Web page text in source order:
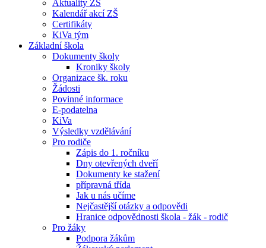
Aktuality ZŠ
Kalendář akcí ZŠ
Certifikáty
KiVa tým
Základní škola
Dokumenty školy
Kroniky školy
Organizace šk. roku
Žádosti
Povinné informace
E-podatelna
KiVa
Výsledky vzdělávání
Pro rodiče
Zápis do 1. ročníku
Dny otevřených dveří
Dokumenty ke stažení
přípravná třída
Jak u nás učíme
Nejčastější otázky a odpovědi
Hranice odpovědnosti škola - žák - rodič
Pro žáky
Podpora žákům